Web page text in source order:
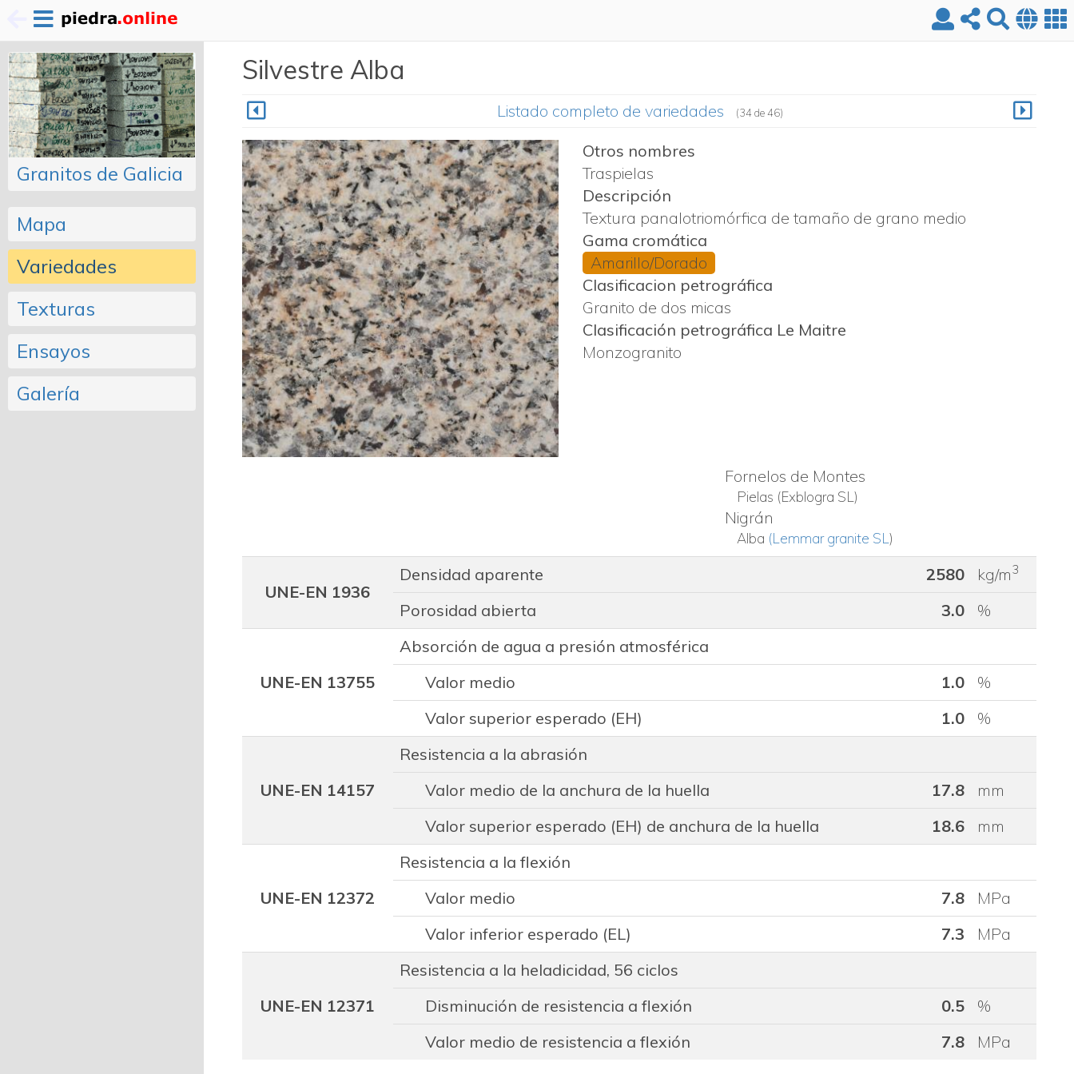
Pasar
al
contenido
principal
Granitos de Galicia
Mapa
Variedades
Texturas
Ensayos
Galería
Silvestre Alba
Listado completo de variedades (34 de 46)
Otros nombres
Traspielas
Descripción
Textura panalotriomórfica de tamaño de grano medio
Gama cromática
Amarillo/Dorado
Clasificacion petrográfica
Granito de dos micas
Clasificación petrográfica Le Maitre
Monzogranito
Fornelos de Montes
Pielas (Exblogra SL)
Nigrán
Alba (Lemmar granite SL)
UNE-EN 1936
Densidad aparente 2580 kg/m3
Porosidad abierta 3.0 %
UNE-EN 13755
Absorción de agua a presión atmosférica
Valor medio
1.0
%
Valor superior esperado (EH)
1.0 %
UNE-EN 14157
Resistencia a la abrasión
Valor medio de la anchura de la huella
17.8
mm
Valor superior esperado (EH) de anchura de la huella
18.6 mm
UNE-EN 12372
Resistencia a la flexión
Valor medio
7.8
MPa
Valor inferior esperado (EL)
7.3 MPa
UNE-EN 12371
Resistencia a la heladicidad, 56 ciclos
Disminución de resistencia a flexión
0.5
%
Valor medio de resistencia a flexión
7.8 MPa